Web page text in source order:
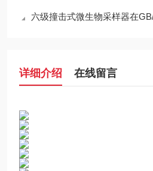
六级撞击式微生物采样器在GB/T
详细介绍 在线留言